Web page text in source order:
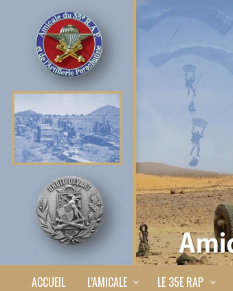
ACCUEIL L’AMICALE LE 35E RAP